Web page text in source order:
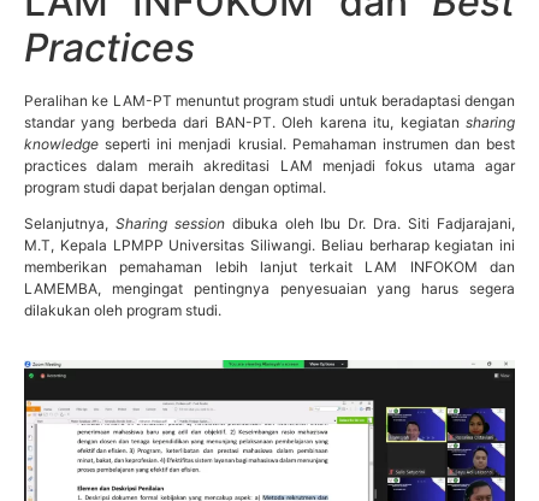
Practices
Peralihan ke LAM-PT menuntut program studi untuk beradaptasi dengan
standar yang berbeda dari BAN-PT. Oleh karena itu, kegiatan sharing
knowledge seperti ini menjadi krusial. Pemahaman instrumen dan best
practices dalam meraih akreditasi LAM menjadi fokus utama agar
program studi dapat berjalan dengan optimal.
Selanjutnya, Sharing sessiondibuka oleh Ibu Dr. Dra. Siti Fadjarajani,
M.T, Kepala LPMPP Universitas Siliwangi. Beliau berharap kegiatan ini
memberikan pemahaman lebih lanjut terkait LAM INFOKOM dan
LAMEMBA, mengingat pentingnya penyesuaian yang harus segera
dilakukan oleh program studi.